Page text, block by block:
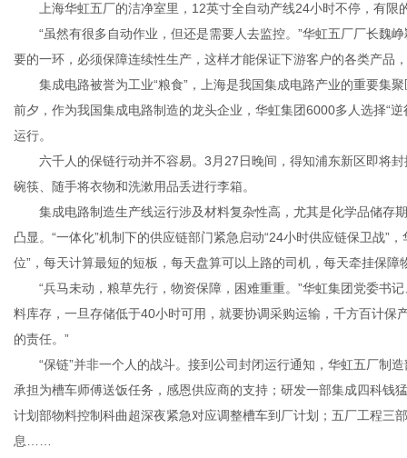
上海华虹五厂的洁净室里，12英寸全自动产线24小时不停，有限
“虽然有很多自动作业，但还是需要人去监控。”华虹五厂厂长魏
要的一环，必须保障连续性生产，这样才能保证下游客户的各类产品
集成电路被誉为工业“粮食”，上海是我国集成电路产业的重要集
前夕，作为我国集成电路制造的龙头企业，华虹集团6000多人选择“
运行。
六千人的保链行动并不容易。3月27日晚间，得知浦东新区即将封
碗筷、随手将衣物和洗漱用品丢进行李箱。
集成电路制造生产线运行涉及材料复杂性高，尤其是化学品储存
凸显。“一体化”机制下的供应链部门紧急启动“24小时供应链保卫战”
位”，每天计算最短的短板，每天盘算可以上路的司机，每天牵挂保
“兵马未动，粮草先行，物资保障，困难重重。”华虹集团党委书
料库存，一旦存储低于40小时可用，就要协调采购运输，千方百计保
的责任。”
“保链”并非一个人的战斗。接到公司封闭运行通知，华虹五厂制
承担为槽车师傅送饭任务，感恩供应商的支持；研发一部集成四科钱
计划部物料控制科曲超深夜紧急对应调整槽车到厂计划；五厂工程三
息……